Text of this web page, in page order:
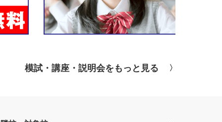
模試・講座・説明会をもっと見る